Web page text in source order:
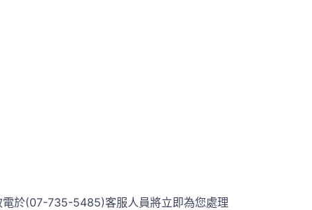
電於(07-735-5485)客服人員將立即為您處理